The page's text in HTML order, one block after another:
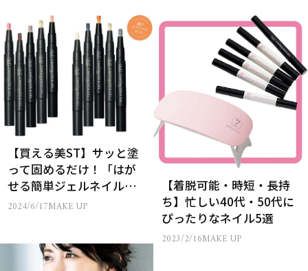
【買える美ST】サッと塗
って固めるだけ！「はが
せる簡単ジェルネイル」
美STコラボ第2弾！
2024/6/17MAKE UP
【着脱可能・時短・長持
ち】忙しい40代・50代に
ぴったりなネイル5選
2023/2/16MAKE UP